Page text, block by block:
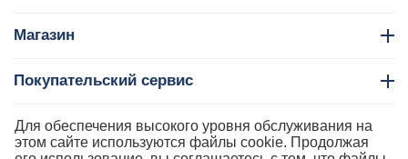
Магазин
Покупательский сервис
Контакты
Для обеспечения высокого уровня обслуживания на
этом сайте используются файлы cookie. Продолжая